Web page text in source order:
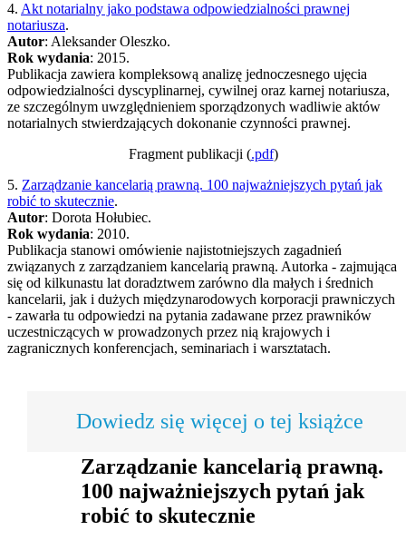
4. Akt notarialny jako podstawa odpowiedzialności prawnej
notariusza.
Autor: Aleksander Oleszko.
Rok wydania: 2015.
Publikacja zawiera kompleksową analizę jednoczesnego ujęcia
odpowiedzialności dyscyplinarnej, cywilnej oraz karnej notariusza,
ze szczególnym uwzględnieniem sporządzonych wadliwie aktów
notarialnych stwierdzających dokonanie czynności prawnej.
Fragment publikacji (.pdf)
5. Zarządzanie kancelarią prawną. 100 najważniejszych pytań jak
robić to skutecznie.
Autor: Dorota Hołubiec.
Rok wydania: 2010.
Publikacja stanowi omówienie najistotniejszych zagadnień
związanych z zarządzaniem kancelarią prawną. Autorka - zajmująca
się od kilkunastu lat doradztwem zarówno dla małych i średnich
kancelarii, jak i dużych międzynarodowych korporacji prawniczych
- zawarła tu odpowiedzi na pytania zadawane przez prawników
uczestniczących w prowadzonych przez nią krajowych i
zagranicznych konferencjach, seminariach i warsztatach.
Dowiedz się więcej o tej książce
Zarządzanie kancelarią prawną.
100 najważniejszych pytań jak
robić to skutecznie